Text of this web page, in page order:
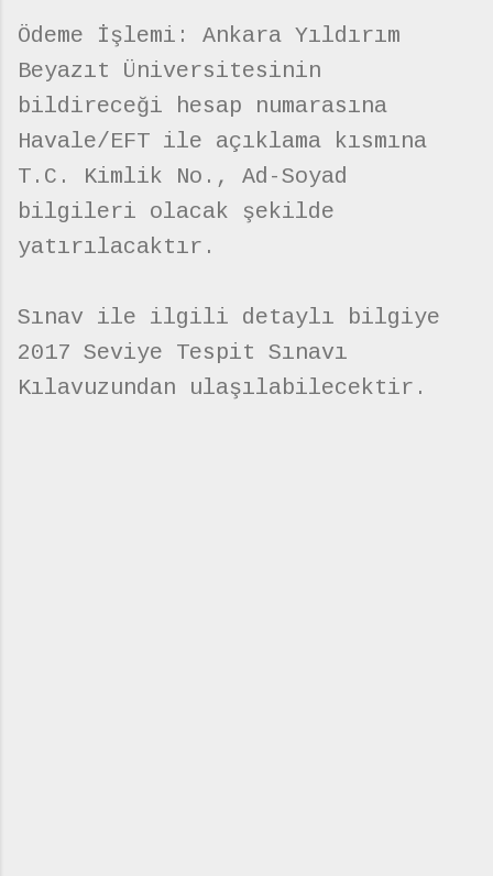
Ödeme İşlemi: Ankara Yıldırım
Beyazıt Üniversitesinin
bildireceği hesap numarasına
Havale/EFT ile açıklama kısmına
T.C. Kimlik No., Ad-Soyad
bilgileri olacak şekilde
yatırılacaktır.
Sınav ile ilgili detaylı bilgiye
2017 Seviye Tespit Sınavı
Kılavuzundan ulaşılabilecektir.